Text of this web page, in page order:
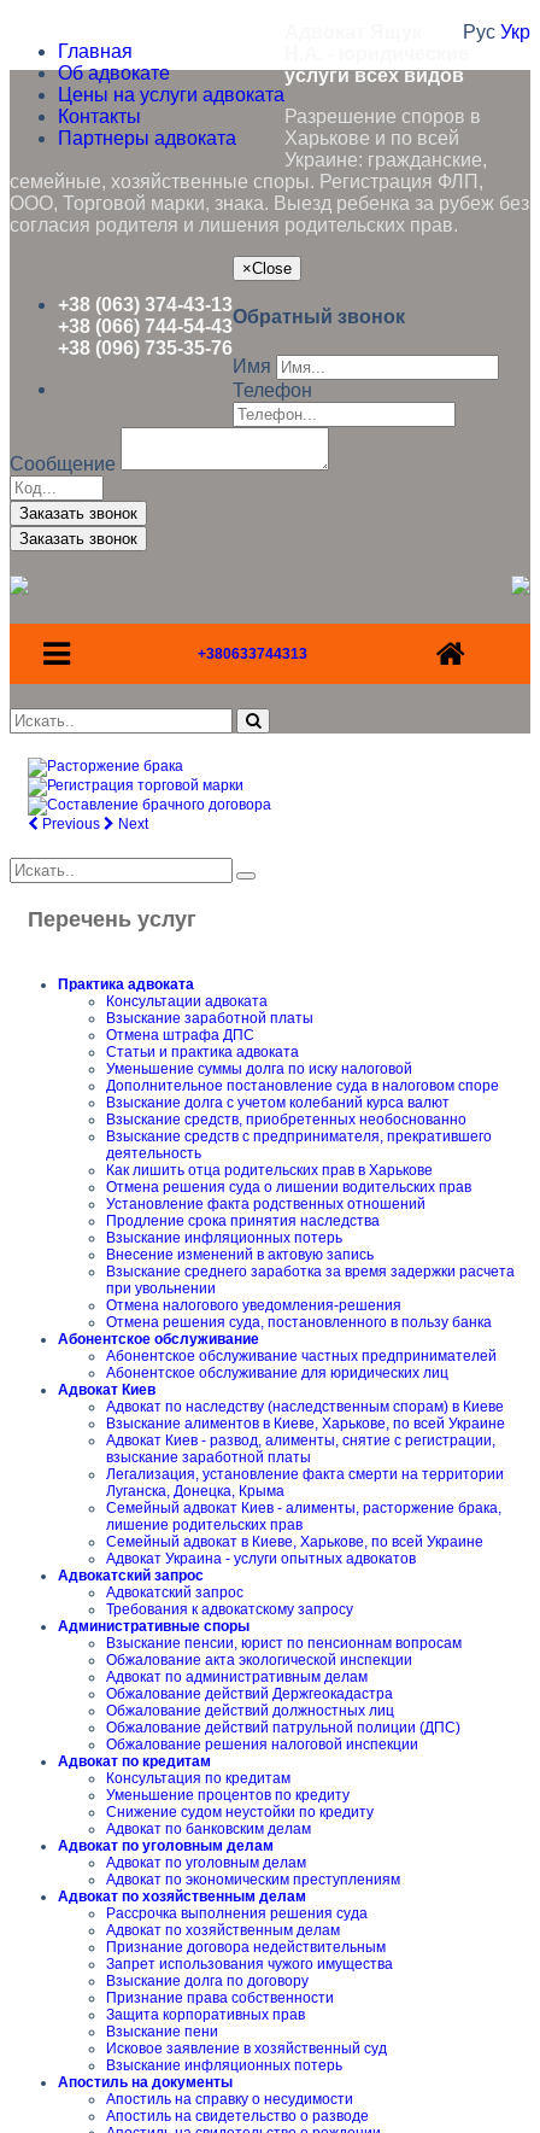
Главная
Об адвокате
Цены на услуги адвоката
Контакты
Партнеры адвоката
Рус Укр
услуги всех видов
Разрешение споров в
Харькове и по всей
Украине: гражданские,
семейные, хозяйственные споры. Регистрация ФЛП,
ООО, Торговой марки, знака. Выезд ребенка за рубеж без
согласия родителя и лишения родительских прав.
+38 (063) 374-43-13
+38 (066) 744-54-43
+38 (096) 735-35-76
×Close
Обратный звонок
Имя
Телефон
Сообщение
Заказать звонок
+380633744313
Previous Next
Перечень услуг
Практика адвоката
Консультации адвоката
Взыскание заработной платы
Отмена штрафа ДПС
Статьи и практика адвоката
Уменьшение суммы долга по иску налоговой
Дополнительное постановление суда в налоговом споре
Взыскание долга с учетом колебаний курса валют
Взыскание средств, приобретенных необоснованно
Взыскание средств с предпринимателя, прекратившего
деятельность
Как лишить отца родительских прав в Харькове
Отмена решения суда о лишении водительских прав
Установление факта родственных отношений
Продление срока принятия наследства
Взыскание инфляционных потерь
Внесение изменений в актовую запись
Взыскание среднего заработка за время задержки расчета
при увольнении
Отмена налогового уведомления-решения
Отмена решения суда, постановленного в пользу банка
Абонентское обслуживание
Абонентское обслуживание частных предпринимателей
Абонентское обслуживание для юридических лиц
Адвокат Киев
Адвокат по наследству (наследственным спорам) в Киеве
Взыскание алиментов в Киеве, Харькове, по всей Украине
Адвокат Киев - развод, алименты, снятие с регистрации,
взыскание заработной платы
Легализация, установление факта смерти на территории
Луганска, Донецка, Крыма
Семейный адвокат Киев - алименты, расторжение брака,
лишение родительских прав
Семейный адвокат в Киеве, Харькове, по всей Украине
Адвокат Украина - услуги опытных адвокатов
Адвокатский запрос
Адвокатский запрос
Требования к адвокатскому запросу
Административные споры
Взыскание пенсии, юрист по пенсионнам вопросам
Обжалование акта экологической инспекции
Адвокат по административным делам
Обжалование действий Держгеокадастра
Обжалование действий должностных лиц
Обжалование действий патрульной полиции (ДПС)
Обжалование решения налоговой инспекции
Адвокат по кредитам
Консультация по кредитам
Уменьшение процентов по кредиту
Снижение судом неустойки по кредиту
Адвокат по банковским делам
Адвокат по уголовным делам
Адвокат по уголовным делам
Адвокат по экономическим преступлениям
Адвокат по хозяйственным делам
Рассрочка выполнения решения суда
Адвокат по хозяйственным делам
Признание договора недействительным
Запрет использования чужого имущества
Взыскание долга по договору
Признание права собственности
Защита корпоративных прав
Взыскание пени
Исковое заявление в хозяйственный суд
Взыскание инфляционных потерь
Апостиль на документы
Апостиль на справку о несудимости
Апостиль на свидетельство о разводе